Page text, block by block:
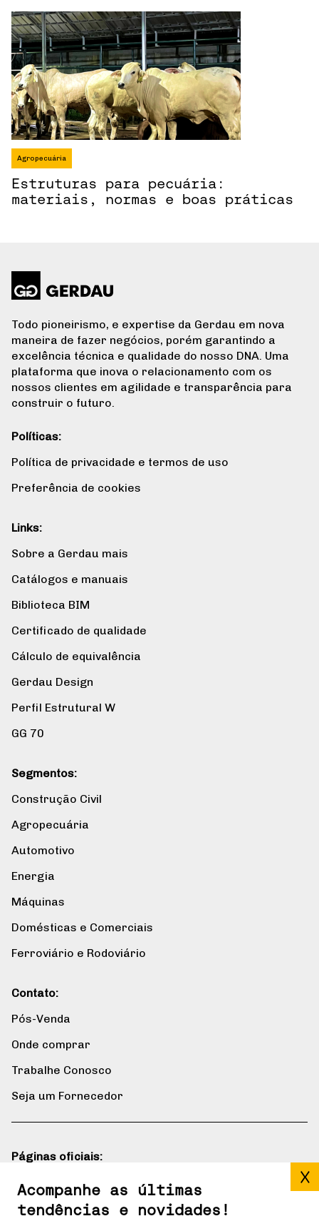
Acompanhe as últimas
tendências e novidades!
Agropecuária
Estruturas para pecuária:
materiais, normas e boas práticas
Todo pioneirismo, e expertise da Gerdau em nova
maneira de fazer negócios, porém garantindo a
excelência técnica e qualidade do nosso DNA. Uma
plataforma que inova o relacionamento com os
nossos clientes em agilidade e transparência para
construir o futuro.
Políticas:
Política de privacidade e termos de uso
Preferência de cookies
Links:
Sobre a Gerdau mais
Catálogos e manuais
Biblioteca BIM
Certificado de qualidade
Cálculo de equivalência
Gerdau Design
Perfil Estrutural W
GG 70
Segmentos:
Construção Civil
Agropecuária
Automotivo
Energia
Máquinas
Domésticas e Comerciais
Ferroviário e Rodoviário
Contato:
Pós-Venda
Onde comprar
Trabalhe Conosco
Seja um Fornecedor
Páginas oficiais:
Blog